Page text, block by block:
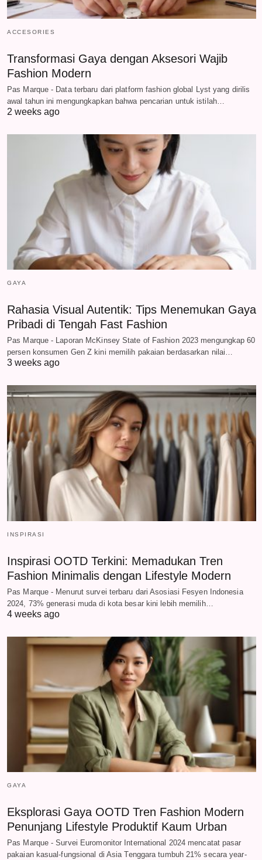
ACCESORIES
Transformasi Gaya dengan Aksesori Wajib
Fashion Modern
Pas Marque - Data terbaru dari platform fashion global Lyst yang dirilis
awal tahun ini mengungkapkan bahwa pencarian untuk istilah…
2 weeks ago
GAYA
Rahasia Visual Autentik: Tips Menemukan Gaya
Pribadi di Tengah Fast Fashion
Pas Marque - Laporan McKinsey State of Fashion 2023 mengungkap 60
persen konsumen Gen Z kini memilih pakaian berdasarkan nilai…
3 weeks ago
INSPIRASI
Inspirasi OOTD Terkini: Memadukan Tren
Fashion Minimalis dengan Lifestyle Modern
Pas Marque - Menurut survei terbaru dari Asosiasi Fesyen Indonesia
2024, 73% generasi muda di kota besar kini lebih memilih…
4 weeks ago
GAYA
Eksplorasi Gaya OOTD Tren Fashion Modern
Penunjang Lifestyle Produktif Kaum Urban
Pas Marque - Survei Euromonitor International 2024 mencatat pasar
pakaian kasual-fungsional di Asia Tenggara tumbuh 21% secara year-